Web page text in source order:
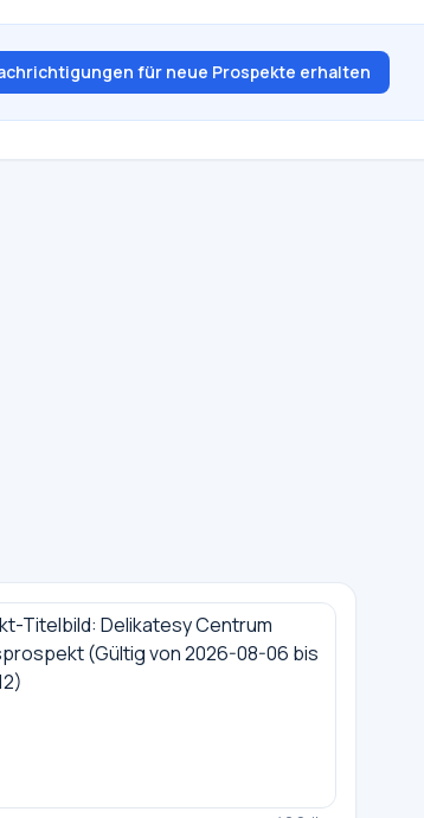
für neue Prospekte erhalten